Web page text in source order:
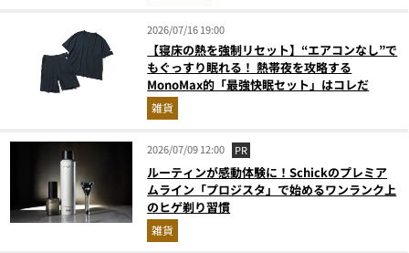
2026/07/16 19:00
【寝床の熱を強制リセット】“エアコンなし”で
もぐっすり眠れる！ 熱帯夜を攻略する
MonoMax的「最強快眠セット」はコレだ
雑貨
2026/07/09 12:00 PR
ルーティンが感動体験に！Schickのプレミア
ムライン「プロジスタ」で始めるワンランク上
のヒゲ剃り習慣
雑貨